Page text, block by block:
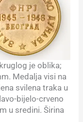
je oblika;
Medalja visi na
svilena traka u
bijelo-crveno
u sredini. Širina